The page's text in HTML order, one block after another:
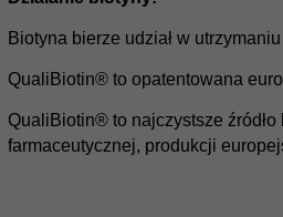
Biotyna bierze udział w
QualiBiotin® to opatentowana
QualiBiotin® to najczystsze źródło
farmaceutycznej, produkcji